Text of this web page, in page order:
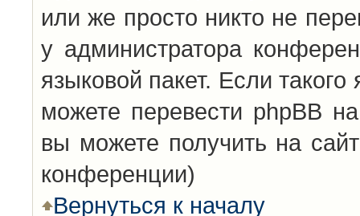
или же просто никто не
у администратора
языковой пакет. Если
можете перевести phpBB
вы можете получить на
конференции)
Вернуться к началу